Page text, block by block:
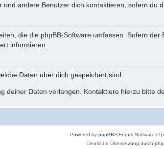
andere Benutzer dich kontaktieren, sofern du
die die phpBB-Software umfassen. Sofern
informieren.
Daten über dich gespeichert sind.
deiner Daten verlangen. Kontaktiere hierzu bitte
Powered by phpBB® Forum Software ©
Deutsche Übersetzung durch